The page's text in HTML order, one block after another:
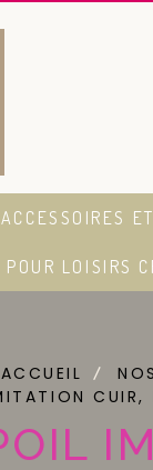
POUR LOISIRS
ACCUEIL